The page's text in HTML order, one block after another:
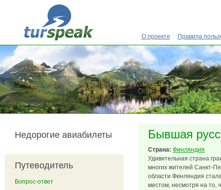
Перейти к основному содержанию
О проекте Правила
Бывшая
Страна: Финляндия
Удивительная страна
многих жителей Санкт-
области Финляндия
местом, несмотря на то,
Недорогие авиабилеты
Путеводитель
Вопрос-ответ